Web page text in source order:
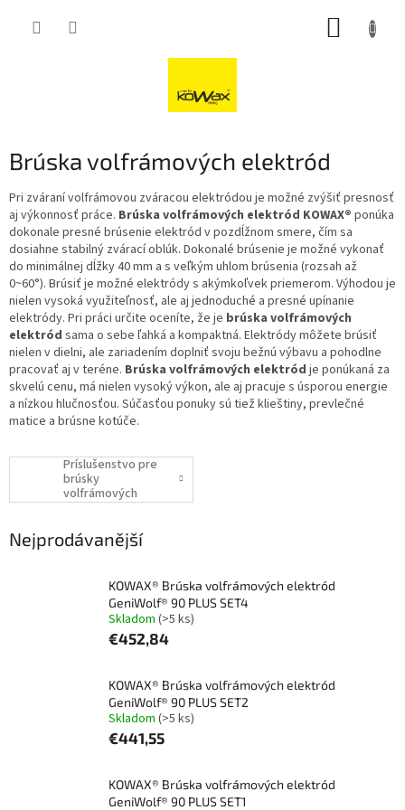
Brúska volfrámových elektród
Pri zváraní volfrámovou zváracou elektródou je možné zvýšiť presnosť
aj výkonnosť práce. Brúska volfrámových elektród KOWAX® ponúka
dokonale presné brúsenie elektród v pozdĺžnom smere, čím sa
dosiahne stabilný zvárací oblúk. Dokonalé brúsenie je možné vykonať
do minimálnej dĺžky 40 mm a s veľkým uhlom brúsenia (rozsah až
0~60°). Brúsiť je možné elektródy s akýmkoľvek priemerom. Výhodou je
nielen vysoká využiteľnosť, ale aj jednoduché a presné upínanie
elektródy. Pri práci určite oceníte, že je brúska volfrámových
elektród sama o sebe ľahká a kompaktná. Elektródy môžete brúsiť
nielen v dielni, ale zariadením doplniť svoju bežnú výbavu a pohodlne
pracovať aj v teréne. Brúska volfrámových elektród je ponúkaná za
skvelú cenu, má nielen vysoký výkon, ale aj pracuje s úsporou energie
a nízkou hlučnosťou. Súčasťou ponuky sú tiež klieštiny, prevlečné
matice a brúsne kotúče.
Príslušenstvo pre
brúsky
volfrámových
elektród
Nejprodávanější
KOWAX® Brúska volfrámových elektród
GeniWolf® 90 PLUS SET4
Skladom (>5 ks)
€452,84
KOWAX® Brúska volfrámových elektród
GeniWolf® 90 PLUS SET2
Skladom (>5 ks)
€441,55
KOWAX® Brúska volfrámových elektród
GeniWolf® 90 PLUS SET1